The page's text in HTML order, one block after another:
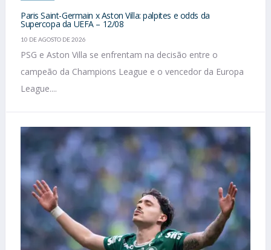
Paris Saint-Germain x Aston Villa: palpites e odds da
Supercopa da UEFA – 12/08
10 DE AGOSTO DE 2026
PSG e Aston Villa se enfrentam na decisão entre o
campeão da Champions League e o vencedor da Europa
League....